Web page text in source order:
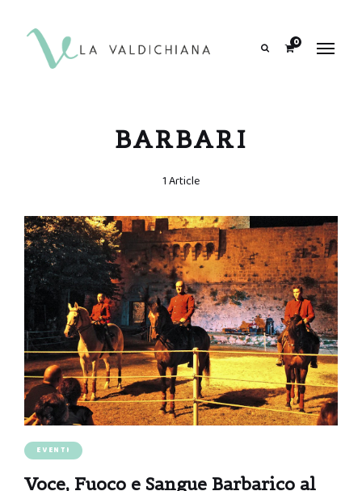
0
BARBARI
1 Article
EVENTI
Voce, Fuoco e Sangue Barbarico al